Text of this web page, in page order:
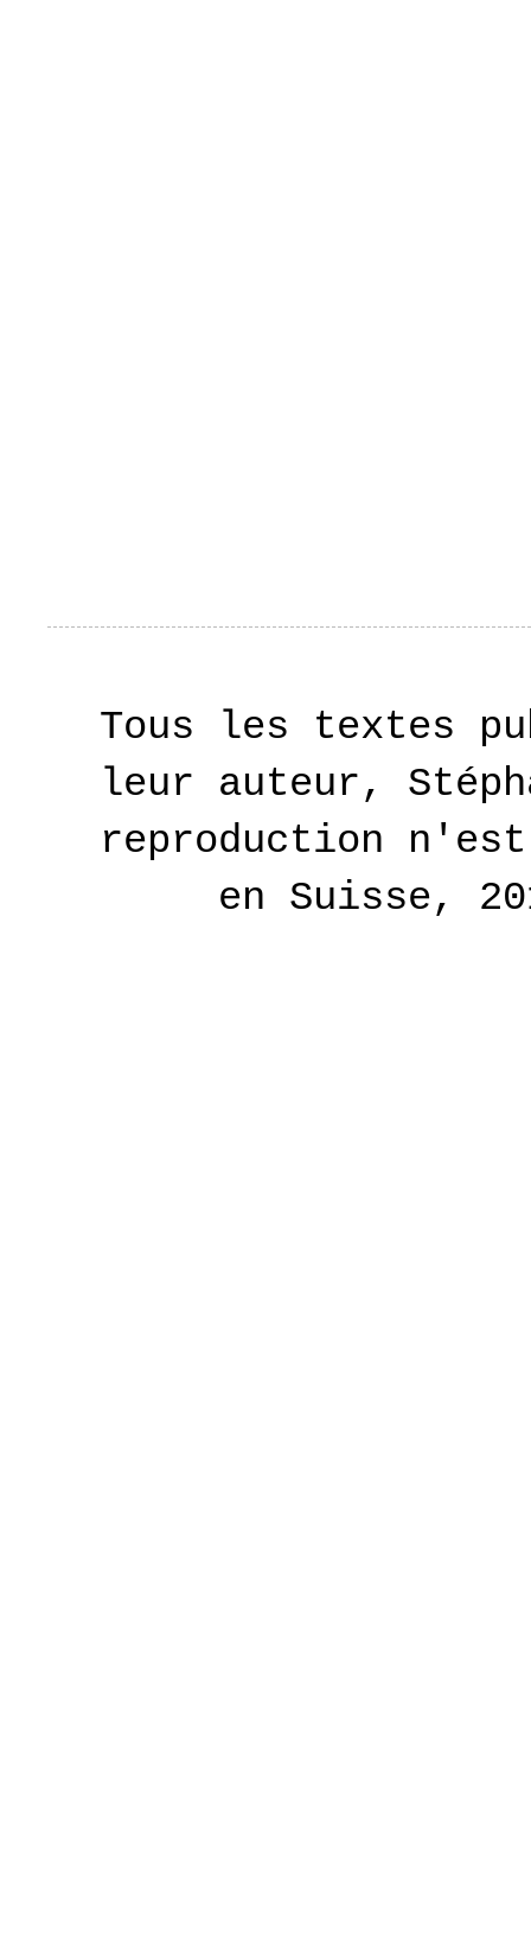
Tous les textes
leur auteur,
reproduction
en Suisse,